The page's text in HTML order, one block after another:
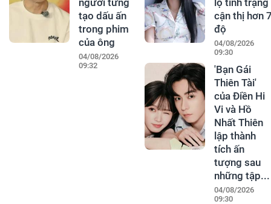
tạo dấu ấn
trong phim
của ông
04/08/2026
09:32
cận thị hơn
độ
04/08/2026
09:30
'Bạn Gái
Thiên Tài'
của Điền Hi
Vi và Hồ
Nhất Thiên
lập thành
tích ấn
tượng sau
những tập...
04/08/2026
09:30